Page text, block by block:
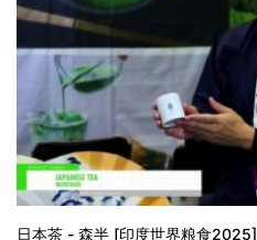
日本茶 - 森半 [印度世界粮食2025]